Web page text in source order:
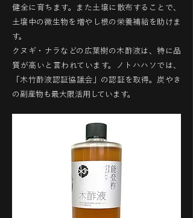
健全に育ちます。また土壌に散布することで、
土壌中の微生物を増やし根の栄養補給を助けま
す。
クヌギ・ナラなどの広葉樹の木酢液は、特に品
質が高いと言われています。ノトハハソでは、
「木竹酢液認証協議会」の認証を取得。炭やき
の副産物も最大限活用しています。